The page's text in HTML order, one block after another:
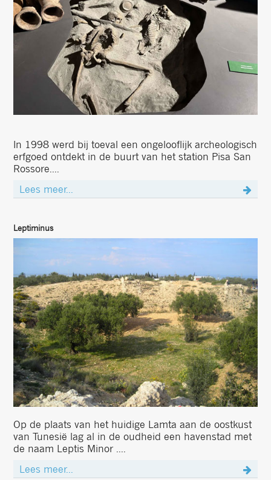
In 1998 werd bij toeval een ongelooflijk archeologisch
erfgoed ontdekt in de buurt van het station Pisa San
Rossore....
Lees meer...
Leptiminus
Op de plaats van het huidige Lamta aan de oostkust
van Tunesië lag al in de oudheid een havenstad met
de naam Leptis Minor ....
Lees meer...